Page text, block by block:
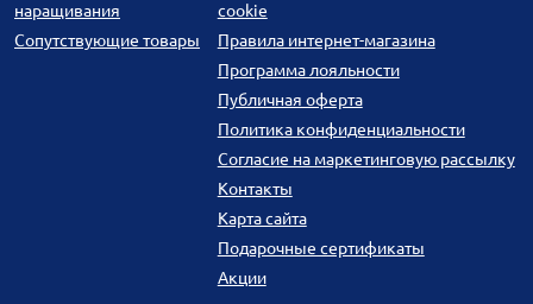
наращивания
Сопутствующие товары
cookie
Правила интернет-магазина
Программа лояльности
Публичная оферта
Политика конфиденциальности
Согласие на маркетинговую рассылку
Контакты
Карта сайта
Подарочные сертификаты
Акции